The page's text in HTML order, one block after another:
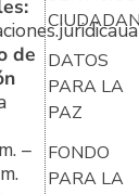
de
–
DATOS
PARA LA
PAZ
FONDO
PARA LA